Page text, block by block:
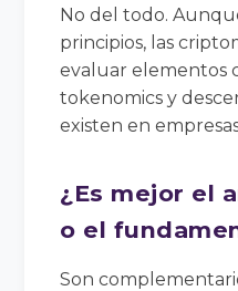
No del todo.
principios, las
evaluar elementos
tokenomics y
existen en
¿Es mejor el
o el
Son